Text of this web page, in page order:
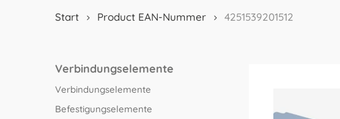
Start Product EAN-Nummer 4251539201512
Verbindungselemente
Verbindungselemente
Befestigungselemente